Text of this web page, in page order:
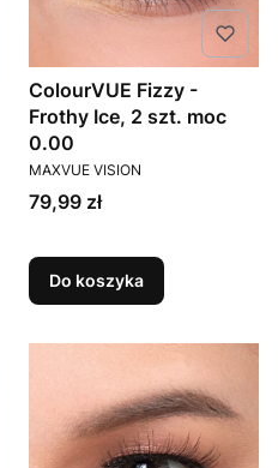
ColourVUE Fizzy -
Frothy Ice, 2 szt. moc
0.00
PRODUCENT
MAXVUE VISION
Cena
79,99 zł
Do koszyka